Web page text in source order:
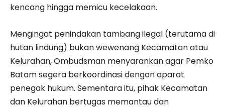
kencang hingga memicu kecelakaan.
Mengingat penindakan tambang ilegal (terutama di
hutan lindung) bukan wewenang Kecamatan atau
Kelurahan, Ombudsman menyarankan agar Pemko
Batam segera berkoordinasi dengan aparat
penegak hukum. Sementara itu, pihak Kecamatan
dan Kelurahan bertugas memantau dan